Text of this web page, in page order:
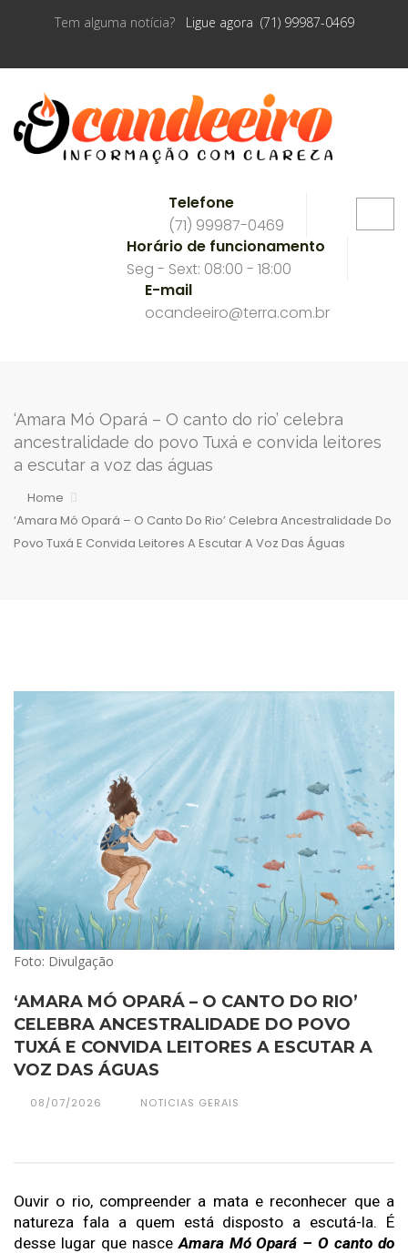
Tem alguma notícia? Ligue agora (71) 99987-0469
Telefone
(71) 99987-0469
Horário de funcionamento
Seg - Sext: 08:00 - 18:00
E-mail
ocandeeiro@terra.com.br
‘Amara Mó Opará – O canto do rio’ celebra
ancestralidade do povo Tuxá e convida leitores
a escutar a voz das águas
Home
‘Amara Mó Opará – O Canto Do Rio’ Celebra Ancestralidade Do
Povo Tuxá E Convida Leitores A Escutar A Voz Das Águas
Foto: Divulgação
‘AMARA MÓ OPARÁ – O CANTO DO RIO’
CELEBRA ANCESTRALIDADE DO POVO
TUXÁ E CONVIDA LEITORES A ESCUTAR A
VOZ DAS ÁGUAS
08/07/2026 NOTICIAS GERAIS
Ouvir o rio, compreender a mata e reconhecer que a
natureza fala a quem está disposto a escutá-la. É
desse lugar que nasce Amara Mó Opará – O canto do